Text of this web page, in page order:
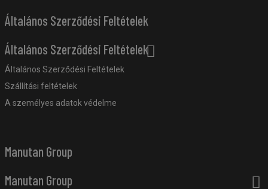
Általános Szerződési Feltételek
Általános Szerződési Feltételek
Általános Szerződési Feltételek
Szállítási feltételek
A személyes adatok védelme
Manutan Group
Manutan Group